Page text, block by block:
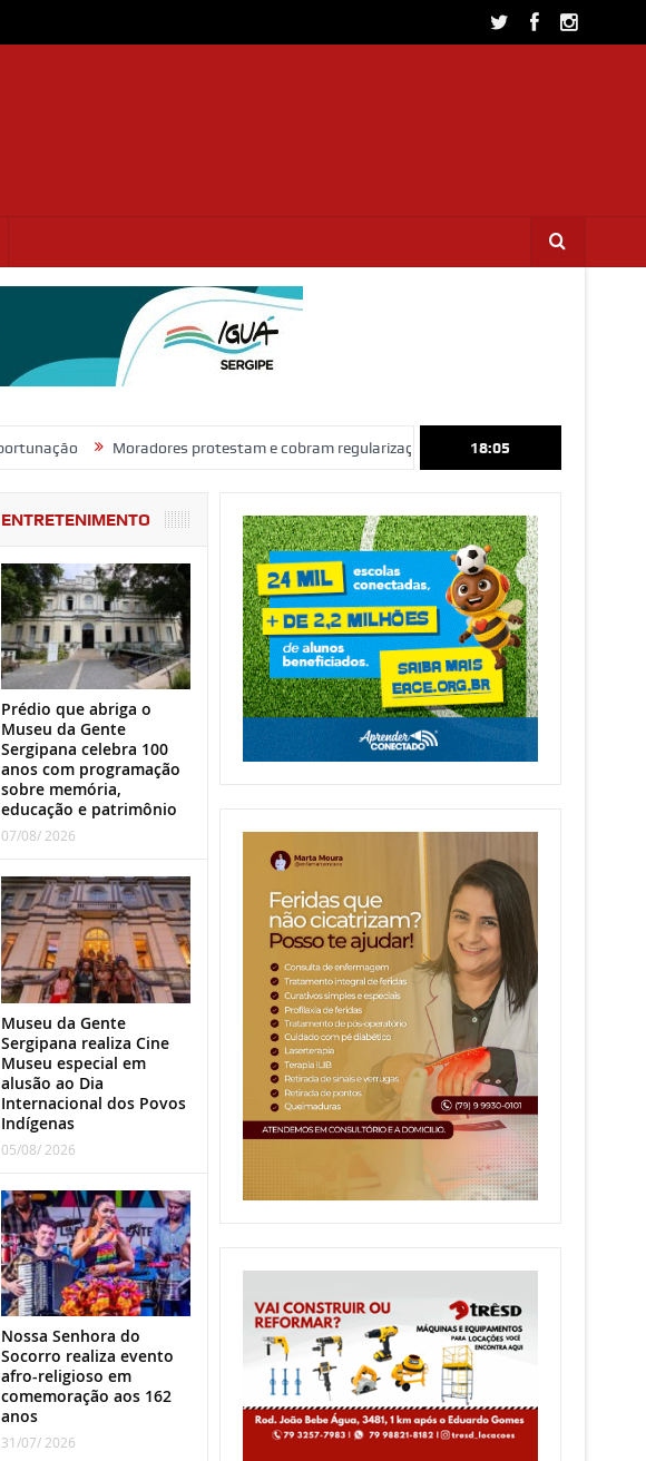
Moradores protestam e cobram regularização de terrenos, água e energia em Socorro
18:05
ENTRETENIMENTO
Prédio que abriga o
Museu da Gente
Sergipana celebra 100
anos com programação
sobre memória,
educação e patrimônio
07/08/ 2026
Museu da Gente
Sergipana realiza Cine
Museu especial em
alusão ao Dia
Internacional dos Povos
Indígenas
05/08/ 2026
Nossa Senhora do
Socorro realiza evento
afro-religioso em
comemoração aos 162
anos
31/07/ 2026